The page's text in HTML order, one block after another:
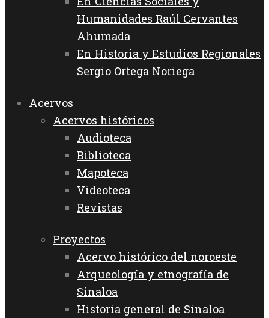
Humanidades Raúl Cervantes
Ahumada
En Historia y Estudios Regionales
Sergio Ortega Noriega
Acervos
Acervos históricos
Audioteca
Biblioteca
Mapoteca
Videoteca
Revistas
Proyectos
Acervo histórico del noroeste
Arqueología y etnografía de
Sinaloa
Historia general de Sinaloa